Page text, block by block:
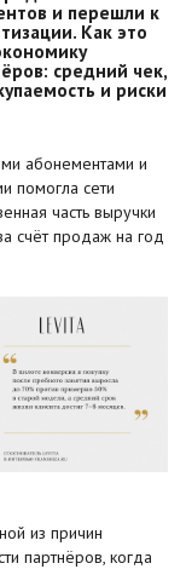
и перешли к
Как это
средний чек,
и риски
абонементами и
помогла сети
часть выручки
счёт продаж на год
из причин
партнёров, когда